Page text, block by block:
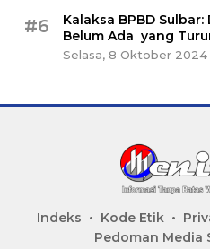
#6
Kalaksa BPBD
Belum Ada yang
Selasa, 8 Oktober 2024
Indeks Kode Etik
Pedoman Media